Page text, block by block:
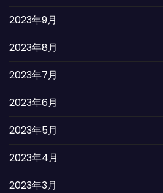
2023年9月
2023年8月
2023年7月
2023年6月
2023年5月
2023年4月
2023年3月